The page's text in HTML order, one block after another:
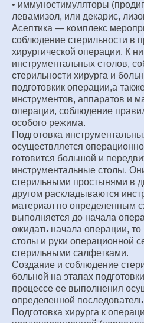
• иммуностимуляторы
левамизол, или декарис,
Асептика — комплекс
соблюдение стерильности в
хирургической операции. К
инструментальных столов,
стерильности хирурга и
подготовкик операции,а
инструментов, аппаратов и
операции, соблюдение
особого режима.
Подготовка
осуществляется
готовится большой и
инструментальные столы.
стерильными простынями в
другом раскладываются
материал по определенным
выполняется до начала
ожидать начала операции,
столы и руки операционной
стерильными салфетками.
Создание и соблюдение
больной на этапах
процессе ее выполнения
определенной
Подготовка хирурга к